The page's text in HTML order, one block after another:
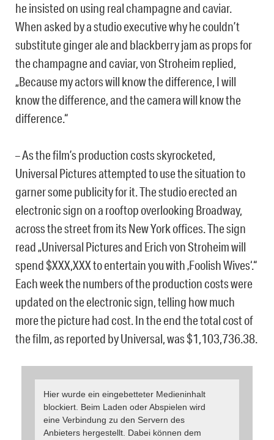
he insisted on using real champagne and caviar.
When asked by a studio executive why he couldn’t
substitute ginger ale and blackberry jam as props for
the champagne and caviar, von Stroheim replied,
„Because my actors will know the difference, I will
know the difference, and the camera will know the
difference.“
– As the film’s production costs skyrocketed,
Universal Pictures attempted to use the situation to
garner some publicity for it. The studio erected an
electronic sign on a rooftop overlooking Broadway,
across the street from its New York offices. The sign
read „Universal Pictures and Erich von Stroheim will
spend $XXX,XXX to entertain you with ‚Foolish Wives‘.“
Each week the numbers of the production costs were
updated on the electronic sign, telling how much
more the picture had cost. In the end the total cost of
the film, as reported by Universal, was $1,103,736.38.
Hier wurde ein eingebetteter Medieninhalt
blockiert. Beim Laden oder Abspielen wird
eine Verbindung zu den Servern des
Anbieters hergestellt. Dabei können dem